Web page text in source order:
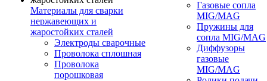
Материалы для сварки
нержавеющих и
жаростойких сталей
Электроды сварочные
Проволока сплошная
Проволока
порошковая
Газовые сопла
MIG/MAG
Пружины для
сопла MIG/MAG
Диффузоры
газовые
MIG/MAG